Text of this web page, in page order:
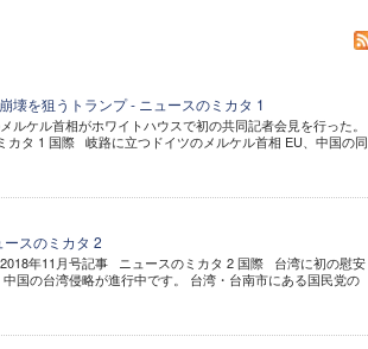
壊を狙うトランプ - ニュースのミカタ 1
ケル首相がホワイトハウスで初の共同記者会見を行った。
タ 1 国際 岐路に立つドイツのメルケル首相 EU、中国の同
スのミカタ 2
年11月号記事 ニュースのミカタ 2 国際 台湾に初の慰安
国の台湾侵略が進行中です。 台湾・台南市にある国民党の